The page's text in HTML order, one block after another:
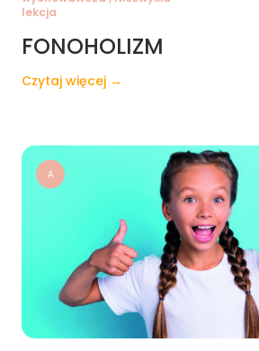
lekcja
FONOHOLIZM
Czytaj więcej →
A